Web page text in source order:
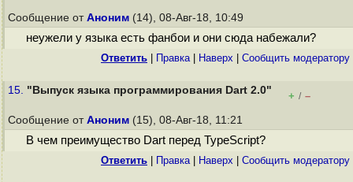
Сообщение от Аноним (14), 08-Авг-18, 10:49
неужели у языка есть фанбои и они сюда набежали?
Ответить Правка| Наверх Cообщить модератору
15. "Выпуск языка программирования Dart 2.0" + / –
Сообщение от Аноним (15), 08-Авг-18, 11:21
В чем преимущество Dart перед TypeScript?
Ответить Правка| Наверх Cообщить модератору